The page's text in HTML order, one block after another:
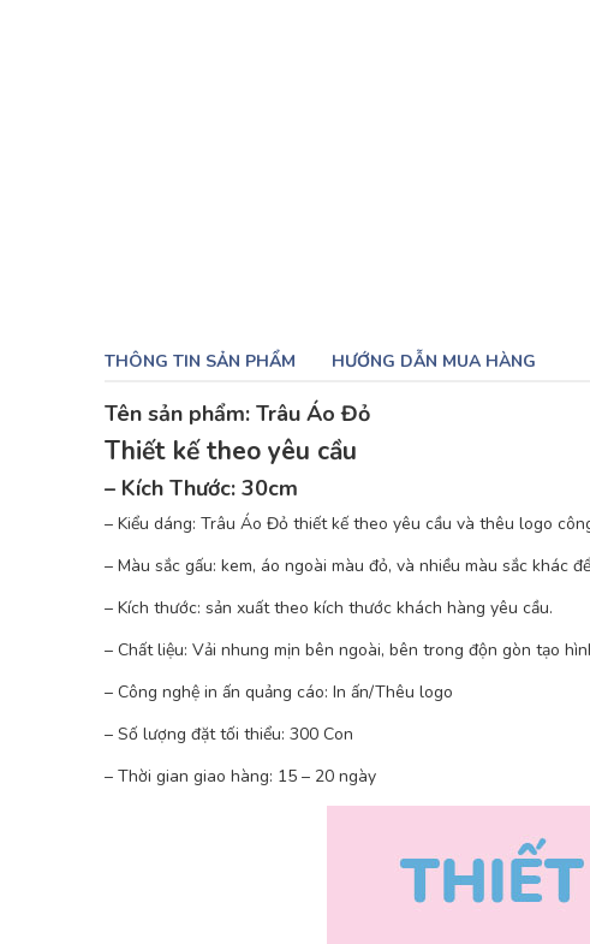
THÔNG TIN SẢN PHẨM HƯỚNG DẪN MUA HÀNG
Tên sản phẩm: Trâu Áo Đỏ
Thiết kế theo yêu cầu
– Kích Thước: 30cm
– Kiểu dáng: Trâu Áo Đỏ thiết kế theo yêu cầu và thêu logo
– Màu sắc gấu: kem, áo ngoài màu đỏ, và nhiều màu sắc khác
– Kích thước: sản xuất theo kích thước khách hàng yêu cầu.
– Chất liệu: Vải nhung mịn bên ngoài, bên trong độn gòn tạo
– Công nghệ in ấn quảng cáo: In ấn/Thêu logo
– Số lượng đặt tối thiểu: 300 Con
– Thời gian giao hàng: 15 – 20 ngày